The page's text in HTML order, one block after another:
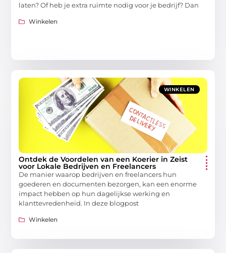
laten? Of heb je extra ruimte nodig voor je bedrijf? Dan
Winkelen
WINKELEN
Ontdek de Voordelen van een Koerier in Zeist
voor Lokale Bedrijven en Freelancers
De manier waarop bedrijven en freelancers hun
goederen en documenten bezorgen, kan een enorme
impact hebben op hun dagelijkse werking en
klanttevredenheid. In deze blogpost
Winkelen